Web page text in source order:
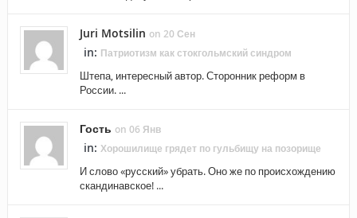
Juri Motsilin on 20 Сен
in: Патриотизм как стокгольмский синдром
Штепа, интересный автор. Сторонник реформ в
России. ...
Гость on 06 Янв
in: Хорошилище грядет по гульбищу на позорище
И слово «русский» убрать. Оно же по происхождению
скандинавское! ...